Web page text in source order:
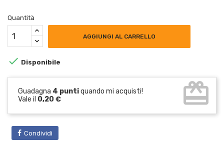
Quantità
AGGIUNGI AL CARRELLO
 Disponibile
Guadagna 4 puntiquando mi acquisti!
Vale il 0,20 € card_giftcard
Condividi